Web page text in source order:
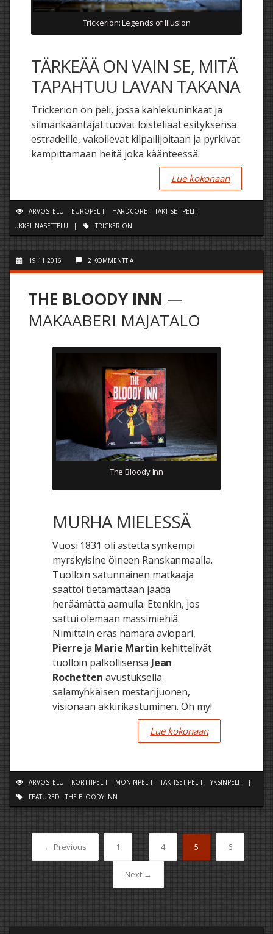
Trickerion: Legends of Illusion
TÄRKEÄÄ ON VAIN SE, MITÄ
TAPAHTUU LAVAN TAKANA
Trickerion on peli, jossa kahlekuninkaat ja
silmänkääntäjät tuovat loisteliaat esityksensä
estradeille, vakoilevat kilpailijoitaan ja pyrkivät
kampittamaan heitä joka käänteessä.
Lue kokonaan
ARVOSTELU EUROPELIT HARDCORE
TAKTISET PELIT
UKKELINASETTELU
| TRICKERION
19.11.2016 2 KOMMENTTIA
THE BLOODY INN —
MAKAABERI MAJATALO
The Bloody Inn
MURHA MIELESSÄ
Vuosi 1831 oli astetta synkempi
myrskyisine öineen Ranskanmaalla.
Tuolloin satunnainen matkaaja
saattoi tietämättään jäädä
heräämättä aamulla. Etenkin, jos
sattui olemaan massimiehiä.
Nimittäin eräs hämärä aviopari,
Pierre ja Marie Martin kehittelivät
tuolloin palkollisensa Jean
Rochetten avustuksella
salamyhkäisen mestarijuonen,
visionaan äkkirikastuminen. Oh my!
Lue kokonaan
ARVOSTELU KORTTIPELIT MONINPELIT TAKTISET PELIT YKSINPELIT
|
FEATURED
THE BLOODY INN
← Previous 1 4 5 6
Next →